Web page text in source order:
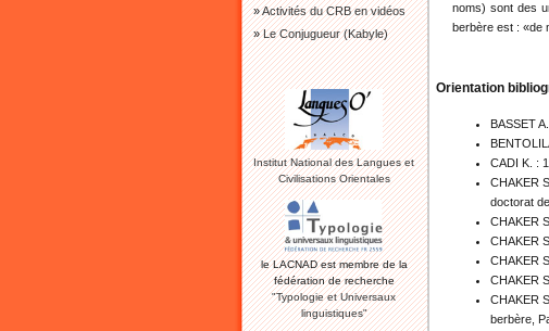
»Activités du CRB en vidéos
»Le Conjugueur (Kabyle)
Institut National des Langues et
Civilisations Orientales
le LACNAD est membre de la
fédération de recherche
"Typologie et Universaux
linguistiques"
noms) sont des
berbère est : «de
Orientation
BASSET
CADI K. :
CHAKER
doctorat
CHAKER
CHAKER
CHAKER
CHAKER
CHAKER
berbère,